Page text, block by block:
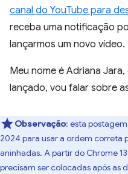
canal do YouTube para
receba uma notificação
lançarmos um novo vídeo.
Meu nome é Adriana
lançado, vou falar sobre
Observação: esta
2024 para usar a ordem correta
aninhadas. A partir do Chrome
precisam ser colocadas após as